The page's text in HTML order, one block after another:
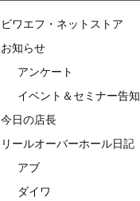
ビワエフ・ネットストア
お知らせ
アンケート
イベント＆セミナー告知
今日の店長
リールオーバーホール日記
アブ
ダイワ